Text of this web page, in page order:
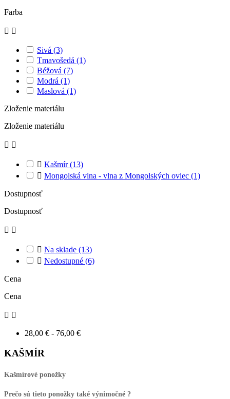
Farba
 
Sivá (3)
Tmavošedá (1)
Béžová (7)
Modrá (1)
Maslová (1)
Zloženie materiálu
Zloženie materiálu
 
 Kašmír(13)
 Mongolská vlna - vlna z Mongolských oviec (1)
Dostupnosť
Dostupnosť
 
 Na sklade (13)
 Nedostupné (6)
Cena
Cena
 
28,00 € - 76,00 €
KAŠMÍR
Kašmírové ponožky
Prečo sú tieto ponožky také výnimočné ?